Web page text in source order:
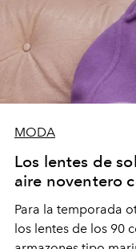
MODA
Los lentes de
aire noventero
Para la temporada
los lentes de los 90